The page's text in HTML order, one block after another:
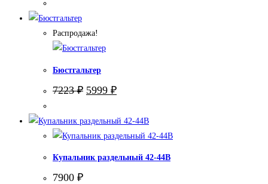
Распродажа!
Бюстгальтер
7223₽ Первоначальная
цена
7223 ₽.
5999 ₽Текущая
цена:
Купальник раздельный 42-44В
7900 ₽